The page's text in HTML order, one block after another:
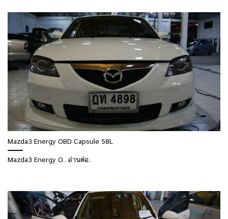
Mazda3 Energy OBD Capsule 58L
Mazda3 Energy O.. อ่านต่อ..